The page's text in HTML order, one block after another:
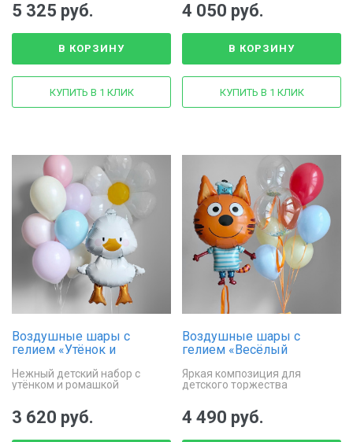
5 325 руб.
В КОРЗИНУ
КУПИТЬ В 1 КЛИК
4 050 руб.
В КОРЗИНУ
КУПИТЬ В 1 КЛИК
Воздушные шары с
гелием «Утёнок и
Нежный детский набор с
утёнком и ромашкой
3 620 руб.
Воздушные шары с
гелием «Весёлый
Яркая композиция для
детского торжества
4 490 руб.